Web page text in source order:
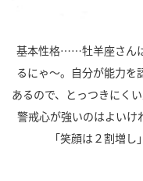
基本性格……牡羊座さん
るにゃ～。自分が能力を
あるので、とっつきにく
警戒心が強いのはよいけ
「笑顔は２割増